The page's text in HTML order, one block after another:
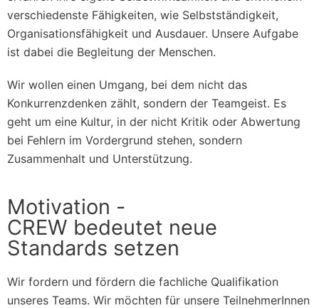
verschiedenste Fähigkeiten, wie Selbstständigkeit,
Organisationsfähigkeit und Ausdauer. Unsere Aufgabe
ist dabei die Begleitung der Menschen.
Wir wollen einen Umgang, bei dem nicht das
Konkurrenzdenken zählt, sondern der Teamgeist. Es
geht um eine Kultur, in der nicht Kritik oder Abwertung
bei Fehlern im Vordergrund stehen, sondern
Zusammenhalt und Unterstützung.
Motivation -
CREW bedeutet neue
Standards setzen
Wir fordern und fördern die fachliche Qualifikation
unseres Teams. Wir möchten für unsere TeilnehmerInnen